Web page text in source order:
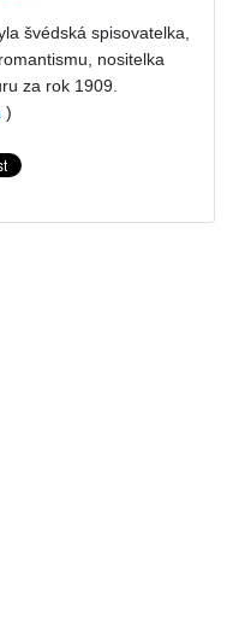
švédská spisovatelka,
nositelka
za rok 1909.
)